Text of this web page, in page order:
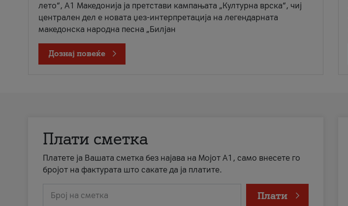
лето“, А1 Македонија ја претстави кампањата „Културна врска“, чиј
централен дел е новата џез-интерпретација на легендарната
македонска народна песна „Билјан
Дознај повеќе
Плати сметка
Платете ја Вашата сметка без најава на Мојот А1, само внесете го
бројот на фактурата што сакате да ја платите.
Број на сметка Плати